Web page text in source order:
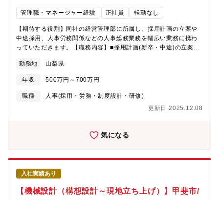
み】当社はITを活用した「植物工場」を全国に12カ所持つほか、5
カ所の営業所、東西2カ所の物流センターを有し、新鮮で美味しい
野菜をお客様にお届けしています。日本における発芽野菜、高成
分野菜を導入し、マーケットを創ってきた会社であり、発芽野菜
の需要は年々増加傾向にあります。その需要にお応えするため
に、2022年に宮城県大郷町に、2025年には北海道伊達市に新セ
ンターが稼働しました。今後は、海外企業との業務提携やライセ
は、売上1,000億円、世界一の野菜メーカーを本気で目指していま
管理職・マネージャー経験 正社員 転勤なし
【期待する役割】同社の経営管理部に所属し、採用計画の立案や
中途採用、人事労務関係などの人事総務業務を幅広い業務に携わ
っていただきます。【職務内容】■採用計画(新卒・中途)の立案■
工場関係の維持管理■防災と安全衛生業務など【組織構成】経営管
理部門 6名
勤務地 山梨県
年収 500万円～700万円
職種
人事(採用・労務・制度設計・研修)
更新日 2025.12.08
気になる
入社実績あり
【機械設計（構想設計～現地立ち上げ）】甲斐市/